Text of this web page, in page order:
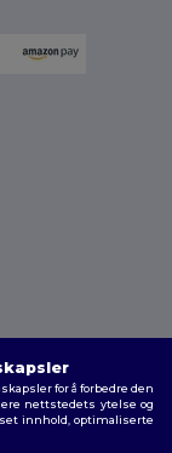
for
for å forbedre den
nettstedets ytelse og
innhold, optimaliserte